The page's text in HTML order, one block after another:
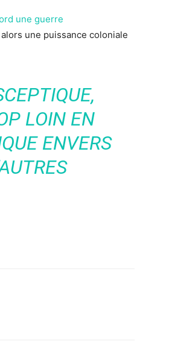
une guerre
une puissance coloniale
LOIN EN
ENVERS